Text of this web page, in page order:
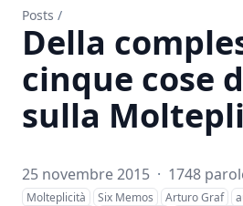
Posts /
Della
cinque cose
sulla
25 novembre 2015 · 1748
Molteplicità Six Memos Arturo Graf